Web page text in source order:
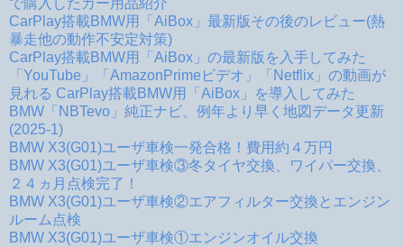
で購入したカー用品紹介
CarPlay搭載BMW用「AiBox」最新版その後のレビュー(熱
暴走他の動作不安定対策)
CarPlay搭載BMW用「AiBox」の最新版を入手してみた
「YouTube」「AmazonPrimeビデオ」「Netflix」の動画が
見れる CarPlay搭載BMW用「AiBox」を導入してみた
BMW「NBTevo」純正ナビ、例年より早く地図データ更新
(2025-1)
BMW X3(G01)ユーザ車検一発合格！費用約４万円
BMW X3(G01)ユーザ車検③冬タイヤ交換、ワイパー交換、
２４ヵ月点検完了！
BMW X3(G01)ユーザ車検②エアフィルター交換とエンジン
ルーム点検
BMW X3(G01)ユーザ車検①エンジンオイル交換